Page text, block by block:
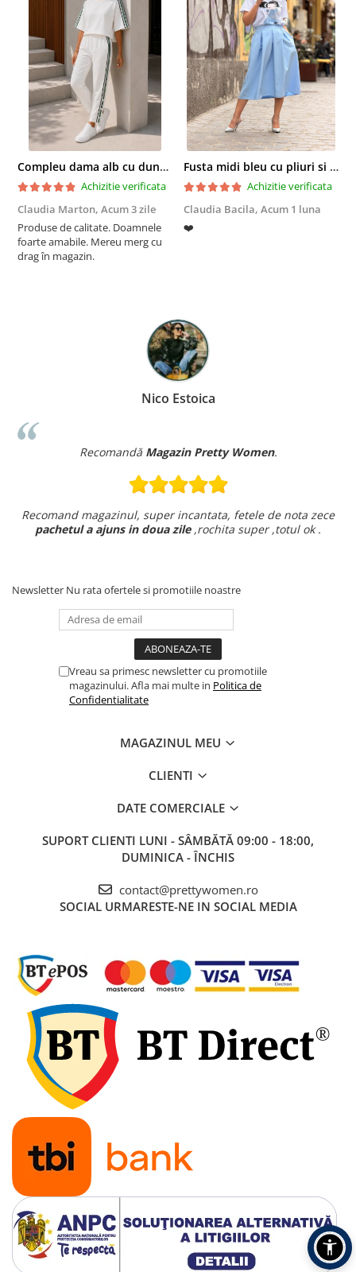
Compleu dama alb cu dungi laterale in nuante de verde si negru
Achizitie verificata
Claudia Marton, Acum 3 zile
Produse de calitate. Doamnele
foarte amabile. Mereu merg cu
drag în magazin.
Fusta midi bleu cu pliuri si buzunare
Achizitie verificata
Claudia Bacila, Acum 1 luna
❤️
Nico Estoica
Recomandă Magazin Pretty Women.
Recomand magazinul, super incantata, fetele de nota zece
pachetul a ajuns in doua zile,rochita super ,totul ok .
Newsletter Nu rata ofertele si promotiile noastre
Vreau sa primesc newsletter cu promotiile
magazinului. Afla mai multe in Politica de
Confidentialitate
MAGAZINUL MEU
CLIENTI
DATE COMERCIALE
SUPORT CLIENTI LUNI - SÂMBĂTĂ 09:00 - 18:00,
DUMINICA - ÎNCHIS
contact@prettywomen.ro
SOCIAL URMARESTE-NE IN SOCIAL MEDIA